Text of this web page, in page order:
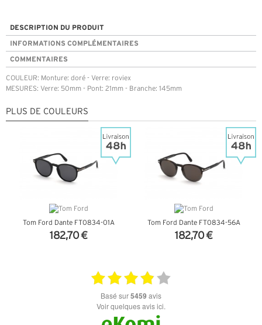
DESCRIPTION DU PRODUIT
INFORMATIONS COMPLÉMENTAIRES
COMMENTAIRES
COULEUR: Monture: doré - Verre: roviex
MESURES: Verre: 50mm - Pont: 21mm - Branche: 145mm
PLUS DE COULEURS
Tom Ford Dante FT0834-01A
182,70 €
Tom Ford Dante FT0834-56A
182,70 €
basé sur5459 avis
Voir quelques avis ici.